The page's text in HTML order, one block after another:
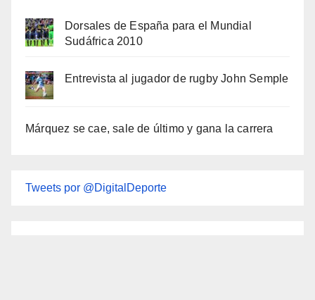
Dorsales de España para el Mundial
Sudáfrica 2010
Entrevista al jugador de rugby John Semple
Márquez se cae, sale de último y gana la carrera
Tweets por @DigitalDeporte